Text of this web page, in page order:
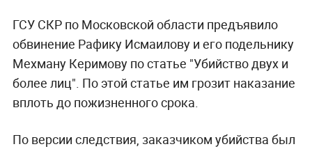
ГСУ СКР по Московской области предъявило
обвинение Рафику Исмаилову и его подельнику
Мехману Керимову по статье "Убийство двух и
более лиц". По этой статье им грозит наказание
вплоть до пожизненного срока.
По версии следствия, заказчиком убийства был